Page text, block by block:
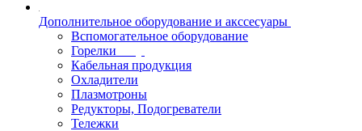
Дополнительное оборудование и акссесуары
Вспомогательное оборудование
Горелки
Кабельная продукция
Охладители
Плазмотроны
Редукторы, Подогреватели
Тележки